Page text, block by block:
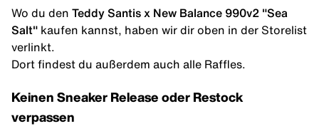
Wo du den Teddy Santis x New Balance 990v2 "Sea
Salt" kaufen kannst, haben wir dir oben in der Storelist
verlinkt.
Dort findest du außerdem auch alle Raffles.
Keinen Sneaker Release oder Restock
verpassen